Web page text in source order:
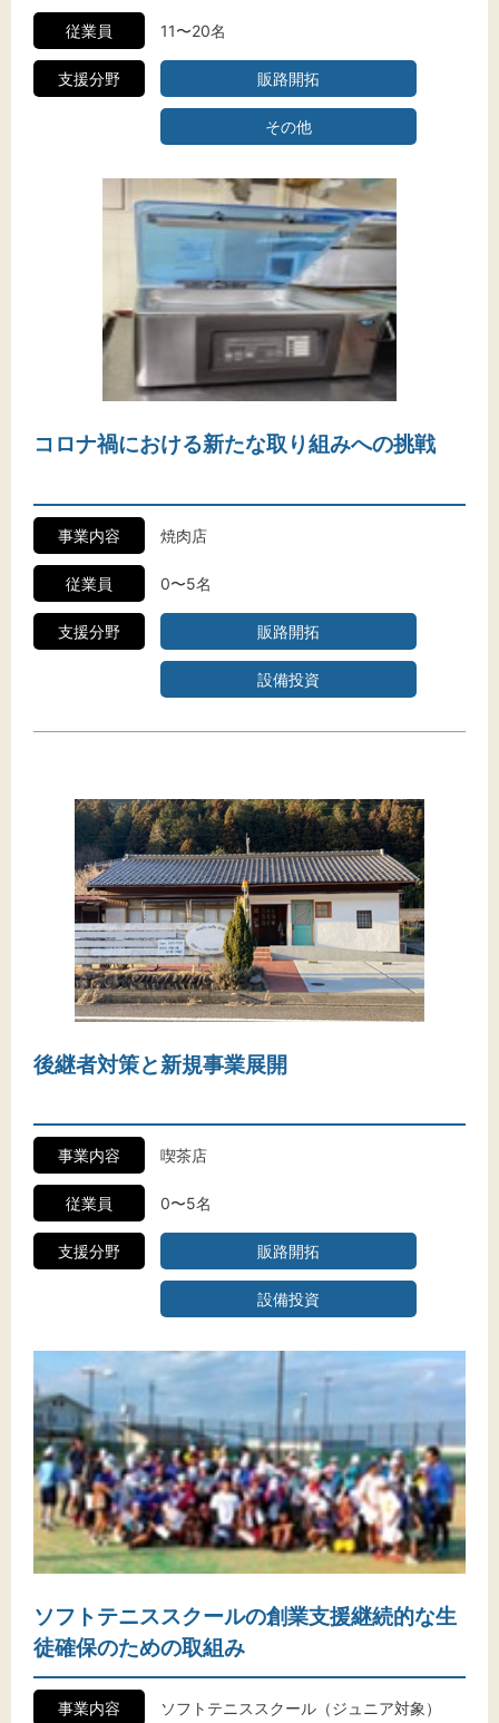
従業員 11〜20名
支援分野 販路開拓
その他
コロナ禍における新たな取り組みへの挑戦
事業内容 焼肉店
従業員 0〜5名
支援分野 販路開拓
設備投資
後継者対策と新規事業展開
事業内容 喫茶店
従業員 0〜5名
支援分野 販路開拓
設備投資
ソフトテニススクールの創業支援継続的な生
徒確保のための取組み
事業内容 ソフトテニススクール（ジュニア対象）